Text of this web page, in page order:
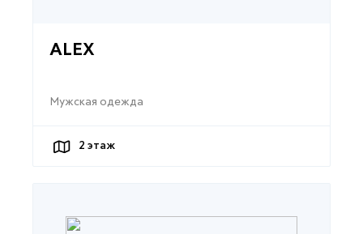
ALEX
Мужская одежда
2 этаж